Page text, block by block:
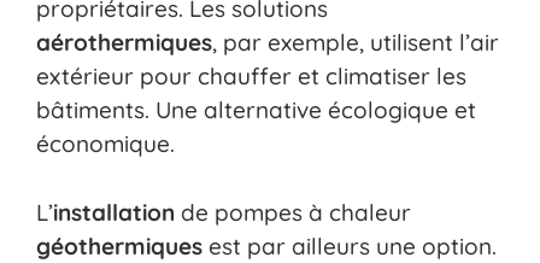
propriétaires. Les solutions
aérothermiques, par exemple, utilisent l’air
extérieur pour chauffer et climatiser les
bâtiments. Une alternative écologique et
économique.
L’installation de pompes à chaleur
géothermiques est par ailleurs une option.